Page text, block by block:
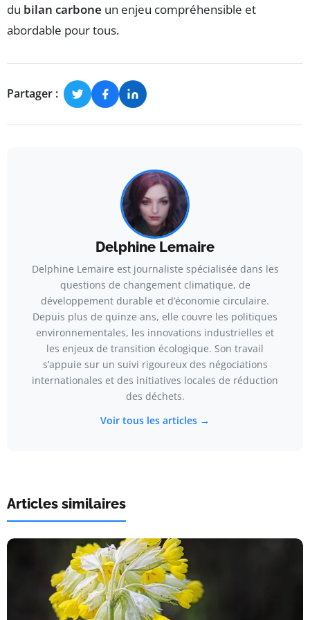
du bilan carbone un enjeu compréhensible et
abordable pour tous.
Partager :
Delphine Lemaire
Delphine Lemaire est journaliste spécialisée dans les
questions de changement climatique, de
développement durable et d’économie circulaire.
Depuis plus de quinze ans, elle couvre les politiques
environnementales, les innovations industrielles et
les enjeux de transition écologique. Son travail
s’appuie sur un suivi rigoureux des négociations
internationales et des initiatives locales de réduction
des déchets.
Voir tous les articles →
Articles similaires